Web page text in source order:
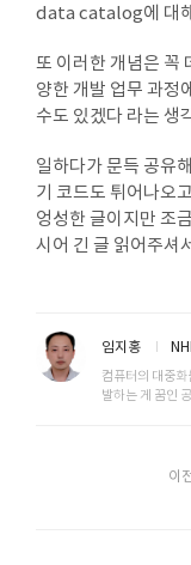
data catalog에 대
또 이러한 개념은 꼭
양한 개발 업무 과정
수도 있겠다 라는 생
일하다가 문득 공유
기 코드도 튀어나오
엉성한 글이지만 조
시어 긴 글 읽어주셔
임지홍
컴퓨터의 대중
발하는 게 꿈인
이